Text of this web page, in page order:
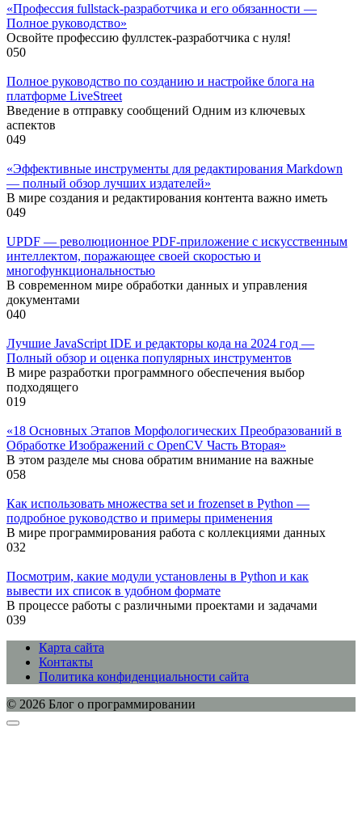
«Профессия fullstack-разработчика и его обязанности —
Полное руководство»
Освойте профессию фуллстек-разработчика с нуля!
050
Полное руководство по созданию и настройке блога на
платформе LiveStreet
Введение в отправку сообщений Одним из ключевых
аспектов
049
«Эффективные инструменты для редактирования Markdown
— полный обзор лучших издателей»
В мире создания и редактирования контента важно иметь
049
UPDF — революционное PDF-приложение с искусственным
интеллектом, поражающее своей скоростью и
многофункциональностью
В современном мире обработки данных и управления
документами
040
Лучшие JavaScript IDE и редакторы кода на 2024 год —
Полный обзор и оценка популярных инструментов
В мире разработки программного обеспечения выбор
подходящего
019
«18 Основных Этапов Морфологических Преобразований в
Обработке Изображений с OpenCV Часть Вторая»
В этом разделе мы снова обратим внимание на важные
058
Как использовать множества set и frozenset в Python —
подробное руководство и примеры применения
В мире программирования работа с коллекциями данных
032
Посмотрим, какие модули установлены в Python и как
вывести их список в удобном формате
В процессе работы с различными проектами и задачами
039
Карта сайта
Контакты
Политика конфиденциальности сайта
© 2026 Блог о программировании